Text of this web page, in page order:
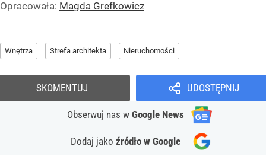
Opracowała: Magda Grefkowicz
Wnętrza Strefa architekta Nieruchomości
UDOSTĘPNIJ
Obserwuj nas w Google News
Dodaj jako źródło w Google
SKOMENTUJ